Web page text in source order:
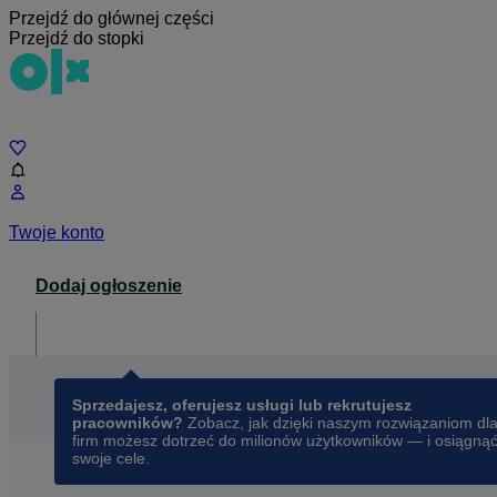
Przejdź do głównej części
Przejdź do stopki
Twoje konto
Dodaj ogłoszenie
Sprzedajesz, oferujesz usługi lub rekrutujesz
pracowników? Zobacz, jak dzięki naszym rozwiązaniom dla
firm możesz dotrzeć do milionów użytkowników — i osiągnąć
swoje cele.